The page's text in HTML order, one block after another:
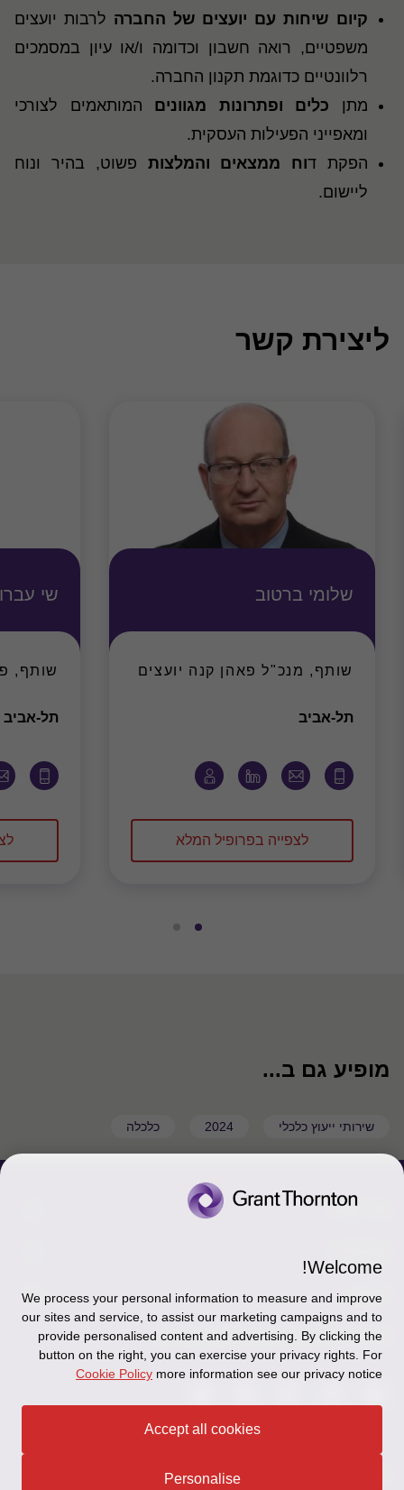
קיום שיחות עם יועצים של החברה לרבות יועצים
משפטיים, רואה חשבון וכדומה ו/או עיון במסמכים
רלוונטיים כדוגמת תקנון החברה.
מתן כלים ופתרונות מגוונים המותאמים לצורכי
ומאפייני הפעילות העסקית.
הפקת דוח ממצאים והמלצות פשוט, בהיר ונוח
ליישום.
ליצירת קשר
שלומי ברטוב
שותף, מנכ"ל פאהן קנה יועצים
תל-אביב
לצפייה בפרופיל המלא
שי
שותף,
תל-אביב
עבורעבור
מופיע גם ב...
שירותי ייעוץ כלכלי 2024 כלכלה
צור קשר
כניסה לעובדים - דוא"ל
כניסה לעובדים - דוחות עבודה
אודותינו
זיכרון והנצחה
תקנון
מדיניות הפרטיות
Disclaimer
Ethics Hotline
עקבו אחרינו ברשתות החברתיות
Welcome!
We process your personal information to measure and improve
our sites and service, to assist our marketing campaigns and to
provide personalised content and advertising. By clicking the
button on the right, you can exercise your privacy rights. For
more information see our privacy notice
Cookie Policy
Accept all cookies
Personalise